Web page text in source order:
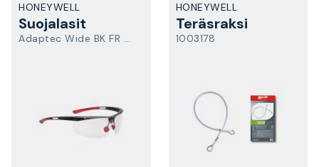
HONEYWELL
Suojalasit
Adaptec Wide BK FR CLR HS
HONEYWELL
Teräsraksi
1003178